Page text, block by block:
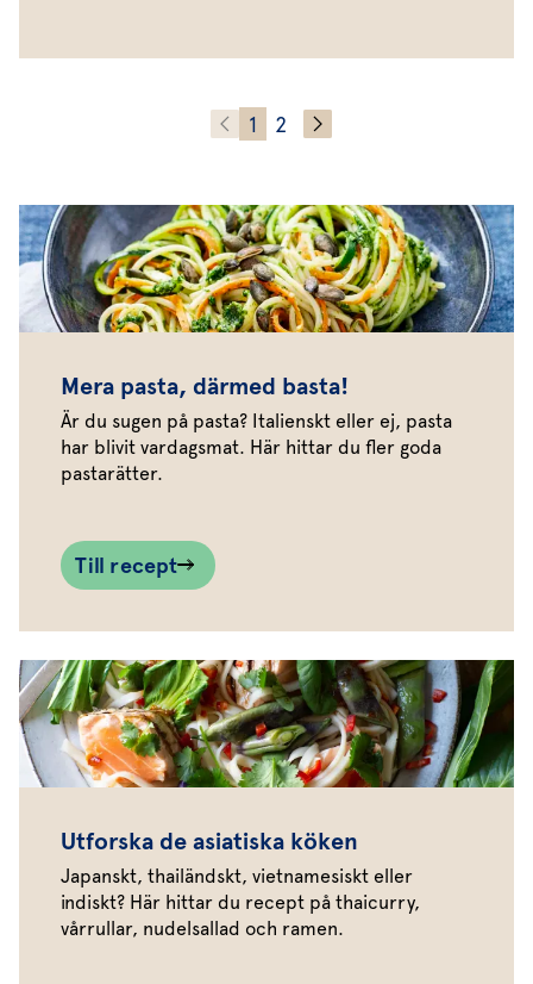
1 2
Mera pasta, därmed basta!
Är du sugen på pasta? Italienskt eller ej, pasta
har blivit vardagsmat. Här hittar du fler goda
pastarätter.
Till recept
Utforska de asiatiska köken
Japanskt, thailändskt, vietnamesiskt eller
indiskt? Här hittar du recept på thaicurry,
vårrullar, nudelsallad och ramen.